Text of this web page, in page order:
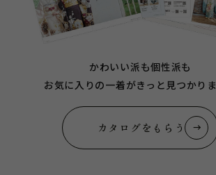
かわいい派も個性派も
お気に入りの一着がきっと見つかりま
カタログをもらう